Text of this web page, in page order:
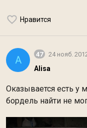
Нравится
A 47 24 нояб.
Alisa
Оказывается есть у
бордель найти не